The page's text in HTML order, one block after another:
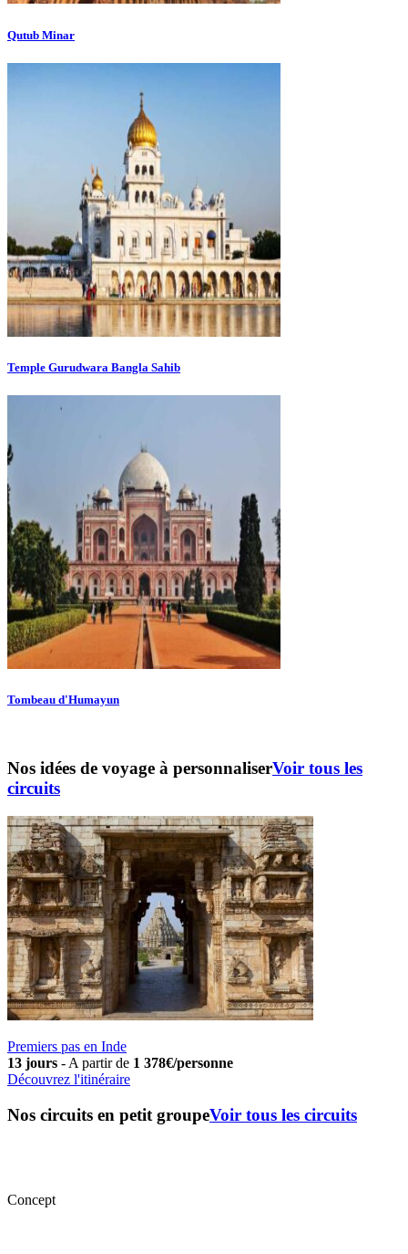
Qutub Minar
Temple Gurudwara Bangla Sahib
Tombeau d'Humayun
Nos idées de voyage à personnaliserVoir tous les
circuits
Premiers pas en Inde
13 jours - A partir de 1 378€/personne
Découvrez l'itinéraire
Nos circuits en petit groupeVoir tous les circuits
Concept